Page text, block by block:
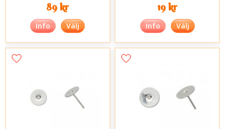
89 kr
Info Välj
19 kr
Info Välj